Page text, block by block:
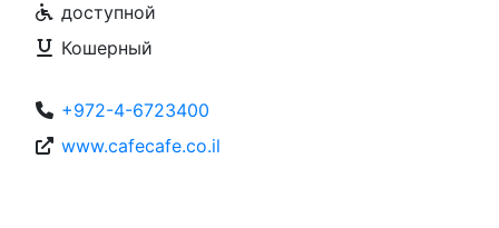
доступной
Кошерный
+972-4-6723400
www.cafecafe.co.il